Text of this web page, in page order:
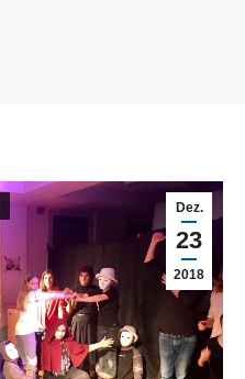
Dez.
23
2018